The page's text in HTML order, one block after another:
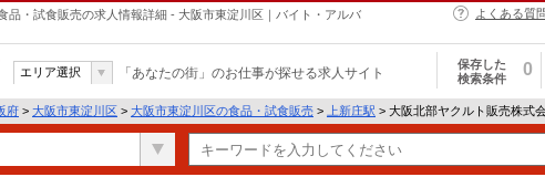
品・試食販売の求人情報詳細 - 大阪市東淀川区｜バイト・アルバ
よくある質
エリア選択 「あなたの街」のお仕事が探せる求人サイト
保存した
検索条件
0
府 > 大阪市東淀川区 > 大阪市東淀川区の食品・試食販売 > 上新庄駅 > 大阪北部ヤクルト販売株式